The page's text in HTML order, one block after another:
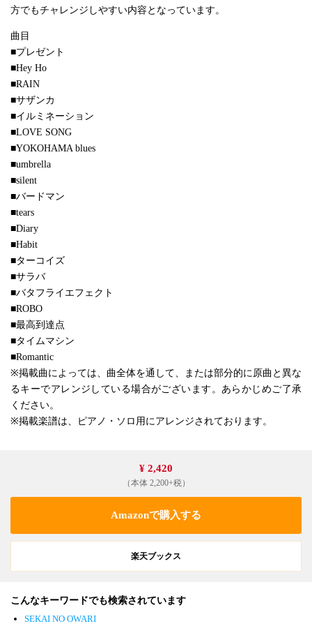
方でもチャレンジしやすい内容となっています。
曲目
■プレゼント
■Hey Ho
■RAIN
■サザンカ
■イルミネーション
■LOVE SONG
■YOKOHAMA blues
■umbrella
■silent
■バードマン
■tears
■Diary
■Habit
■ターコイズ
■サラバ
■バタフライエフェクト
■ROBO
■最高到達点
■タイムマシン
■Romantic
※掲載曲によっては、曲全体を通して、または部分的に原曲と異な
るキーでアレンジしている場合がございます。あらかじめご了承
ください。
※掲載楽譜は、ピアノ・ソロ用にアレンジされております。
¥ 2,420
（本体 2,200+税）
Amazonで購入する
楽天ブックス
こんなキーワードでも検索されています
SEKAI NO OWARI